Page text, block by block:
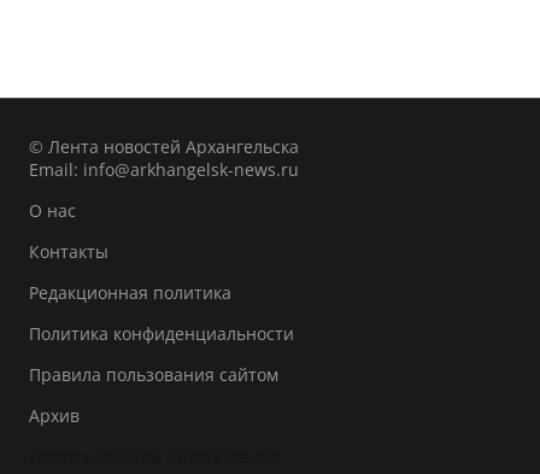
© Лента новостей Архангельска
Email: info@arkhangelsk-news.ru
О нас
Контакты
Редакционная политика
Политика конфиденциальности
Правила пользования сайтом
Архив